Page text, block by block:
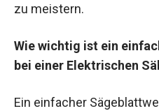
zu meistern.
Wie wichtig ist ein
bei einer Elektrischen
Ein einfacher